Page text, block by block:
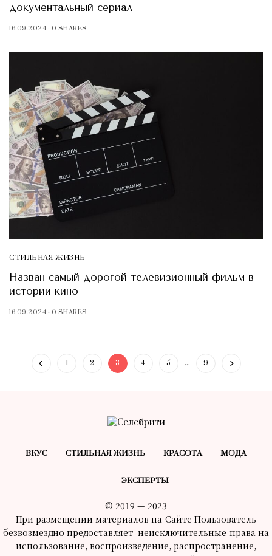
документальный сериал
16.09.2024 0 SHARES
СТИЛЬНАЯ ЖИЗНЬ
Назван самый дорогой телевизионный фильм в
истории кино
16.09.2024 0 SHARES
1 2 3 4 5 … 9
ВКУС СТИЛЬНАЯ ЖИЗНЬ КРАСОТA МОДА
ЭКСПЕРТЫ
© 2019 — 2023
При размещении материалов на Сайте Пользователь
безвозмездно предоставляет неисключительные права на
использование, воспроизведение, распространение,